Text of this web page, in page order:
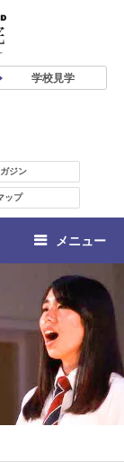
学校見学
ジン
ップ
メニュー